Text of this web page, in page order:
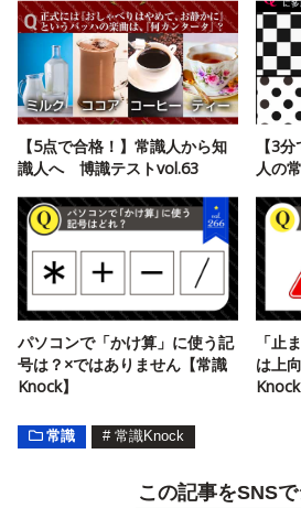
【5点で合格！】常識人から知
識人へ 博識テストvol.63
【3
人の
パソコンで「かけ算」に使う記
号は？×ではありません【常識
Knock】
「止
は上
Knock
常識 # 常識Knock
この記事をSNS